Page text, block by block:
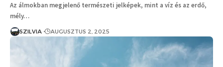
Az álmokban megjelenő természeti jelképek, mint a víz és az erdő,
mély…
SZILVIA AUGUSZTUS 2, 2025